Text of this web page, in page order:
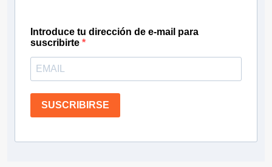
Introduce tu dirección de e-mail para
suscribirte
SUSCRIBIRSE